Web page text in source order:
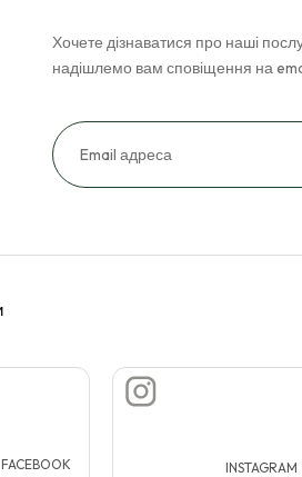
Хочете дізнаватися про наші
надішлемо вам сповіщення на
FACEBOOK INSTAGRAM